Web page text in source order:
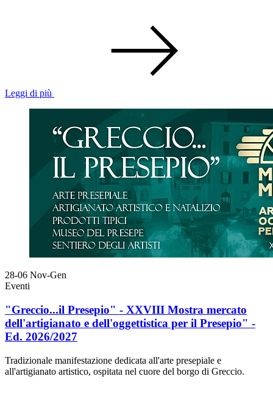
Leggi di più
28-06 Nov-Gen
Eventi
"Greccio...il Presepio" - XXVIII Mostra mercato
dell'artigianato e dell'oggettistica per il Presepio" -
Ed. 2026/2027
Tradizionale manifestazione dedicata all'arte presepiale e
all'artigianato artistico, ospitata nel cuore del borgo di Greccio.